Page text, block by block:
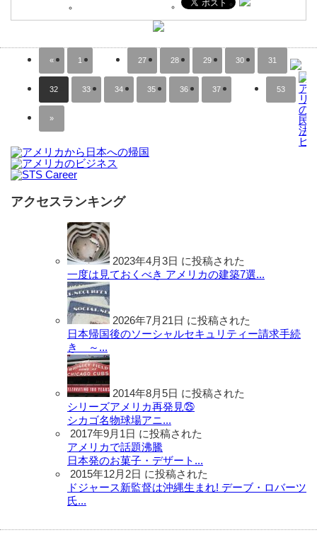
« 1 27 28 29 30 31
32 33 34 35 36 37 53
»
アクセスランキング
2023年4月3日 に投稿された
一度は見ておくべき アメリカの建築7選...
2026年7月21日 に投稿された
日本帰国後のソーシャルセキュリティー請求手続
き ～...
2014年8月5日 に投稿された
シリーズアメリカ再発見㉕
シカゴ名物球場アニ...
2017年9月1日 に投稿された
アメリカで話題沸騰
日本発のお菓子・デザート...
2015年12月2日 に投稿された
ドジャース新監督は沖縄生まれ! デーブ・ロバーツ
氏...